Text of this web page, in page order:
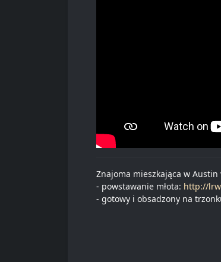
Znajoma mieszkająca w
- powstawanie młota: http://
- gotowy i obsadzony na